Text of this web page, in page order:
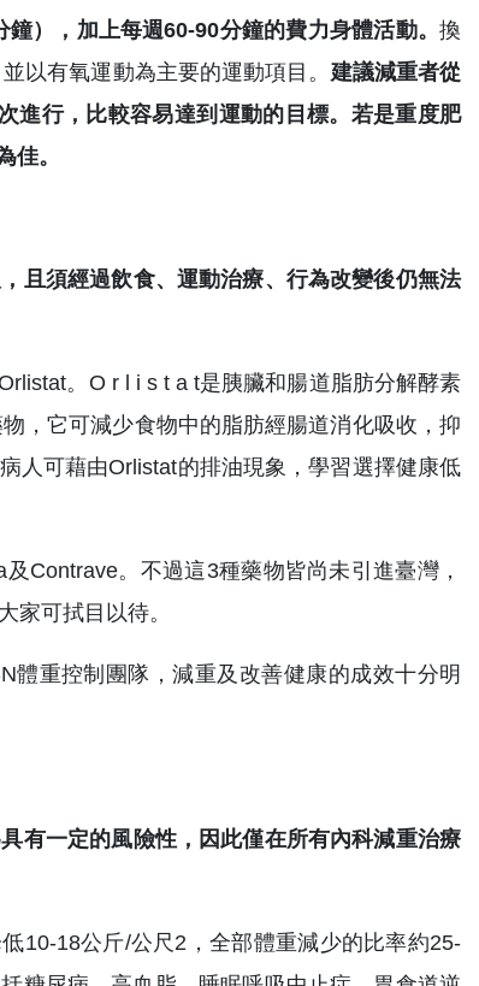
），加上每週60-90分鐘的費力身體活動。 換
以有氧運動為主要的運動項目。 建議減重者從
進行，比較容易達到運動的目標。若是重度肥
佳。
且須經過飲食、運動治療、行為改變後仍無法
。O r l i s t a t是胰臟和腸道脂肪分解酵素
，它可減少食物中的脂肪經腸道消化吸收，抑
人可藉由Orlistat的排油現象，學習選擇健康低
Contrave。不過這3種藥物皆尚未引進臺灣，
家可拭目以待。
重控制團隊，減重及改善健康的成效十分明
有一定的風險性，因此僅在所有內科減重治療
10-18公斤/公尺2，全部體重減少的比率約25-